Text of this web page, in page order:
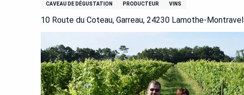
CAVEAU DE DÉGUSTATION PRODUCTEUR VINS
10 Route du Coteau, Garreau, 24230 Lamothe-Montravel